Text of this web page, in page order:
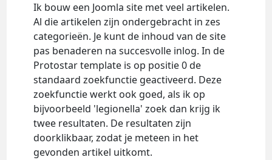
Ik bouw een Joomla site met veel artikelen.
Al die artikelen zijn ondergebracht in zes
categorieën. Je kunt de inhoud van de site
pas benaderen na succesvolle inlog. In de
Protostar template is op positie 0 de
standaard zoekfunctie geactiveerd. Deze
zoekfunctie werkt ook goed, als ik op
bijvoorbeeld 'legionella' zoek dan krijg ik
twee resultaten. De resultaten zijn
doorklikbaar, zodat je meteen in het
gevonden artikel uitkomt.